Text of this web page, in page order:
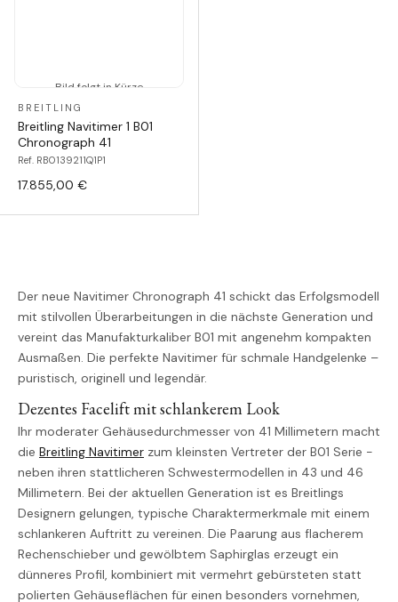
Bild folgt in Kürze
BREITLING
Breitling Navitimer 1 B01
Chronograph 41
Ref. RB0139211Q1P1
17.855,00 €
Der neue Navitimer Chronograph 41 schickt das Erfolgsmodell
mit stilvollen Überarbeitungen in die nächste Generation und
vereint das Manufakturkaliber B01 mit angenehm kompakten
Ausmaßen. Die perfekte Navitimer für schmale Handgelenke –
puristisch, originell und legendär.
Dezentes Facelift mit schlankerem Look
Ihr moderater Gehäusedurchmesser von 41 Millimetern macht
die Breitling Navitimer zum kleinsten Vertreter der B01 Serie -
neben ihren stattlicheren Schwestermodellen in 43 und 46
Millimetern. Bei der aktuellen Generation ist es Breitlings
Designern gelungen, typische Charaktermerkmale mit einem
schlankeren Auftritt zu vereinen. Die Paarung aus flacherem
Rechenschieber und gewölbtem Saphirglas erzeugt ein
dünneres Profil, kombiniert mit vermehrt gebürsteten statt
polierten Gehäuseflächen für einen besonders vornehmen,